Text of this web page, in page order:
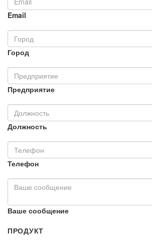
Email
Город
Предприятие
Должность
Телефон
Ваше сообщение
ПРОДУКТ